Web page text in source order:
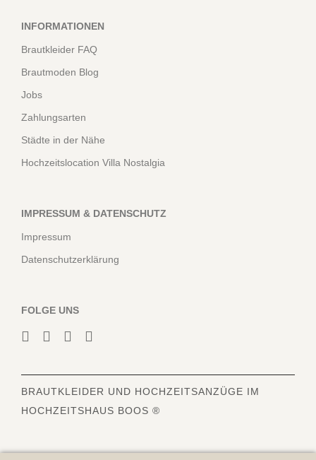
INFORMATIONEN
Brautkleider FAQ
Brautmoden Blog
Jobs
Zahlungsarten
Städte in der Nähe
Hochzeitslocation Villa Nostalgia
IMPRESSUM & DATENSCHUTZ
Impressum
Datenschutzerklärung
FOLGE UNS
BRAUTKLEIDER UND HOCHZEITSANZÜGE IM
HOCHZEITSHAUS BOOS ®